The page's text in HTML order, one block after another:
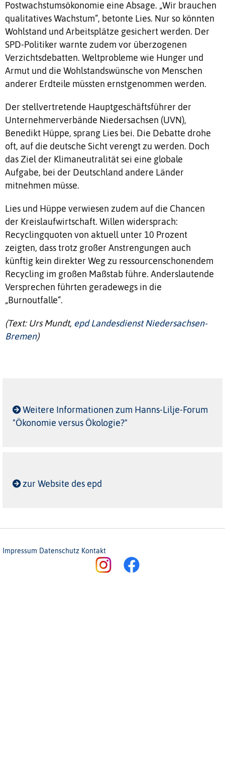
Postwachstumsökonomie eine Absage. „Wir brauchen
qualitatives Wachstum“, betonte Lies. Nur so könnten
Wohlstand und Arbeitsplätze gesichert werden. Der
SPD-Politiker warnte zudem vor überzogenen
Verzichtsdebatten. Weltprobleme wie Hunger und
Armut und die Wohlstandswünsche von Menschen
anderer Erdteile müssten ernstgenommen werden.
Der stellvertretende Hauptgeschäftsführer der
Unternehmerverbände Niedersachsen (UVN),
Benedikt Hüppe, sprang Lies bei. Die Debatte drohe
oft, auf die deutsche Sicht verengt zu werden. Doch
das Ziel der Klimaneutralität sei eine globale
Aufgabe, bei der Deutschland andere Länder
mitnehmen müsse.
Lies und Hüppe verwiesen zudem auf die Chancen
der Kreislaufwirtschaft. Willen widersprach:
Recyclingquoten von aktuell unter 10 Prozent
zeigten, dass trotz großer Anstrengungen auch
künftig kein direkter Weg zu ressourcenschonendem
Recycling im großen Maßstab führe. Anderslautende
Versprechen führten geradewegs in die
„Burnoutfalle“.
(Text: Urs Mundt, epd Landesdienst Niedersachsen-
Bremen)
Weitere Informationen zum Hanns-Lilje-Forum
"Ökonomie versus Ökologie?"
zur Website des epd
Impressum Datenschutz Kontakt